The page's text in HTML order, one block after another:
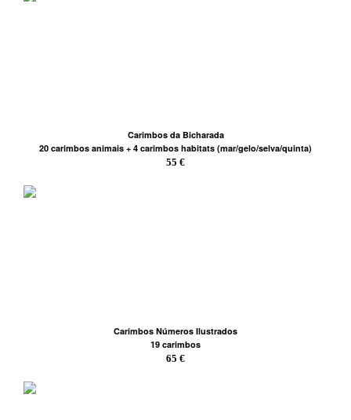
Carimbos da Bicharada
20 carimbos animais + 4 carimbos habitats (mar/gelo/selva/quinta)
55 €
Carimbos Números Ilustrados
19 carimbos
65 €